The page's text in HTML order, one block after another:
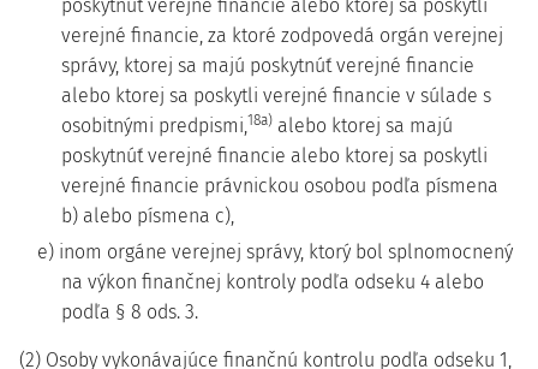
poskytnúť verejné financie alebo ktorej sa poskytli
verejné financie, za ktoré zodpovedá orgán verejnej
správy, ktorej sa majú poskytnúť verejné financie
alebo ktorej sa poskytli verejné financie v súlade s
osobitnými predpismi,18a) alebo ktorej sa majú
poskytnúť verejné financie alebo ktorej sa poskytli
verejné financie právnickou osobou podľa písmena
b) alebo písmena c),
e) inom orgáne verejnej správy, ktorý bol splnomocnený
na výkon finančnej kontroly podľa odseku 4 alebo
podľa § 8 ods. 3.
(2) Osoby vykonávajúce finančnú kontrolu podľa odseku 1,